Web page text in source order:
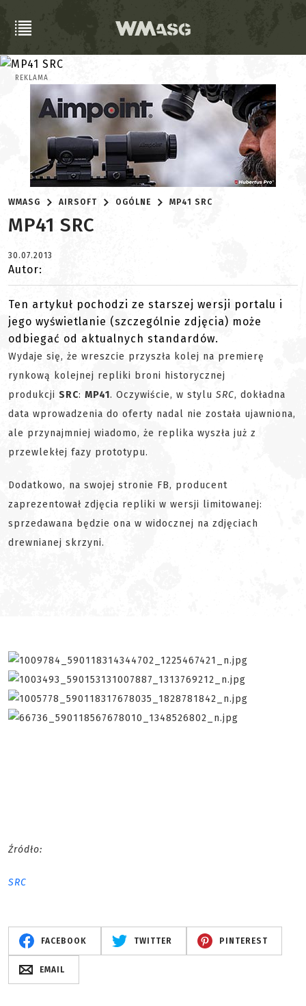
REKLAMA
WMASG AIRSOFT OGÓLNE MP41 SRC
MP41 SRC
30.07.2013
Autor:
Ten artykuł pochodzi ze starszej wersji portalu i
jego wyświetlanie (szczególnie zdjęcia) może
odbiegać od aktualnych standardów.
Wydaje się, że wreszcie przyszła kolej na premierę
rynkową kolejnej repliki broni historycznej
produkcji SRC: MP41. Oczywiście, w stylu SRC, dokładna
data wprowadzenia do oferty nadal nie została ujawniona,
ale przynajmniej wiadomo, że replika wyszła już z
przewlekłej fazy prototypu.
Dodatkowo, na swojej stronie FB, producent
zaprezentował zdjęcia repliki w wersji limitowanej:
sprzedawana będzie ona w widocznej na zdjęciach
drewnianej skrzyni.
Źródło:
SRC
FACEBOOK TWITTER PINTEREST
EMAIL